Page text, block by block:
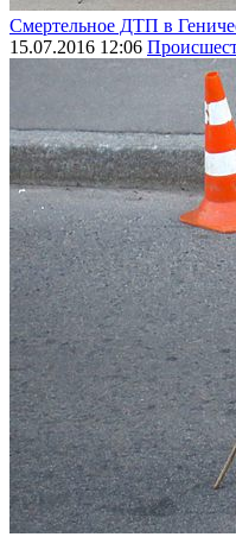
Смертельное ДТП в
15.07.2016 12:06